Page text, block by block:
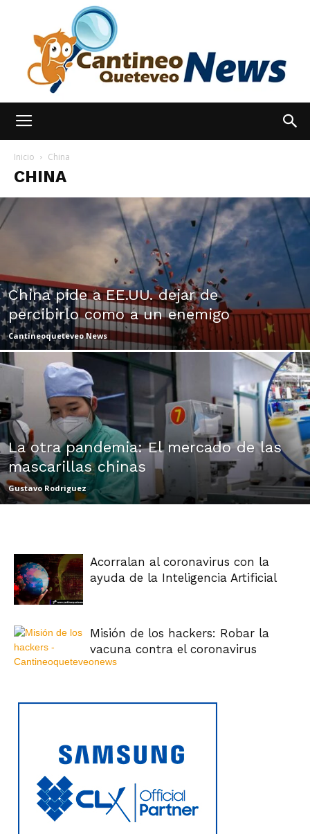
Noticias
hoy
|
Ultima
Hora
|
Inicio China
CHINA
China pide a EE.UU. dejar de
percibirlo como a un enemigo
Cantineoqueteveo News
La otra pandemia: El mercado de las
mascarillas chinas
Gustavo Rodriguez
Acorralan al coronavirus con la
ayuda de la Inteligencia Artificial
Misión de los hackers: Robar la
vacuna contra el coronavirus